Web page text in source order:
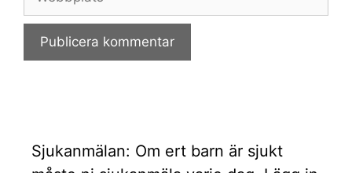
Sjukanmälan: Om ert barn är sjukt